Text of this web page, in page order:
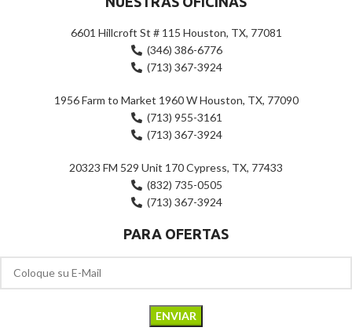
6601 Hillcroft St # 115 Houston, TX, 77081
(346) 386-6776
(713) 367-3924
1956 Farm to Market 1960 W Houston, TX, 77090
(713) 955-3161
(713) 367-3924
20323 FM 529 Unit 170 Cypress, TX, 77433
(832) 735-0505
(713) 367-3924
PARA OFERTAS